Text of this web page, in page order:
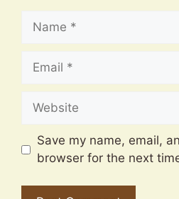
Name
Email
Website
Save my name, email,
browser for the next